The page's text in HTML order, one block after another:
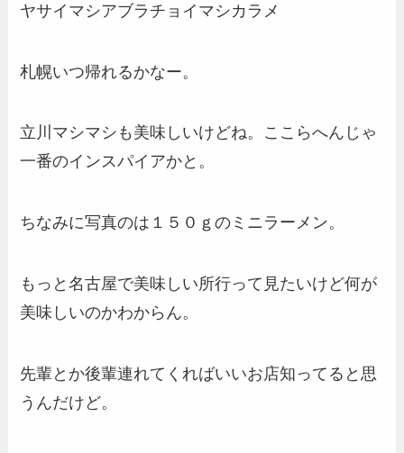
ヤサイマシアブラチョイマシカラメ
札幌いつ帰れるかなー。
立川マシマシも美味しいけどね。ここらへんじゃ
一番のインスパイアかと。
ちなみに写真のは１５０ｇのミニラーメン。
もっと名古屋で美味しい所行って見たいけど何が
美味しいのかわからん。
先輩とか後輩連れてくればいいお店知ってると思
うんだけど。